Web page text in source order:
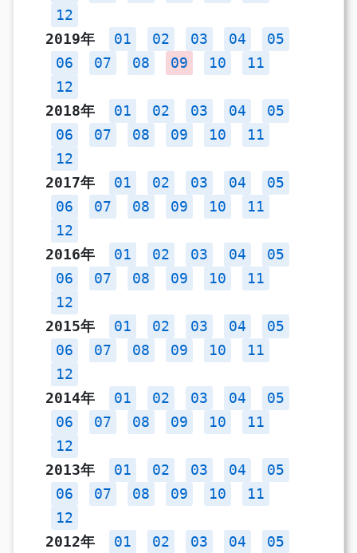
12
2019年
01 02 03 04
05
06
07 08 09 10
11
12
2018年
01 02 03 04
05
06
07 08 09 10
11
12
2017年
01 02 03 04
05
06
07 08 09 10
11
12
2016年
01 02 03 04
05
06
07 08 09 10
11
12
2015年
01 02 03 04
05
06
07 08 09 10
11
12
2014年
01 02 03 04
05
06
07 08 09 10
11
12
2013年
01 02 03 04
05
06
07 08 09 10
11
12
2012年
01 02 03 04
05